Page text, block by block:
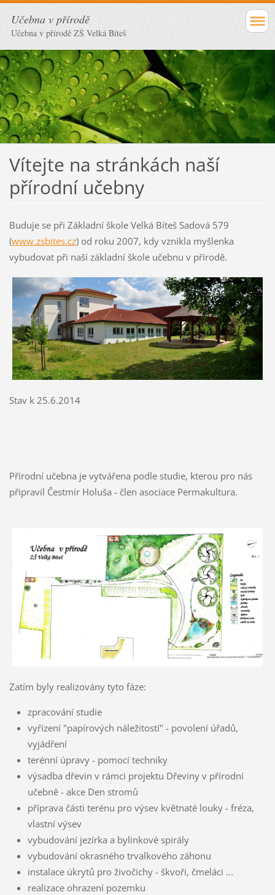
Učebna v přírodě
Učebna v přírodě ZŠ Velká Bíteš
Vítejte na stránkách naší
přírodní učebny
Buduje se při Základní škole Velká Bíteš Sadová 579
(www.zsbites.cz) od roku 2007, kdy vznikla myšlenka
vybudovat při naší základní škole učebnu v přírodě.
Stav k 25.6.2014
Přírodní učebna je vytvářena podle studie, kterou pro nás
připravil Čestmír Holuša - člen asociace Permakultura.
Zatím byly realizovány tyto fáze:
zpracování studie
vyřízení "papírových náležitostí" - povolení úřadů,
vyjádření
terénní úpravy - pomocí techniky
výsadba dřevin v rámci projektu Dřeviny v přírodní
učebně - akce Den stromů
příprava části terénu pro výsev květnaté louky - fréza,
vlastní výsev
vybudování jezírka a bylinkové spirály
vybudování okrasného trvalkového záhonu
instalace úkrytů pro živočichy - škvoři, čmeláci ...
realizace ohrazení pozemku